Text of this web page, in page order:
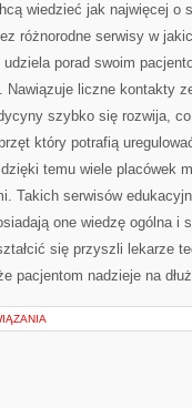
wiedzieć jak najwięcej o
różnorodne serwisy w
porad swoim
liczne kontakty
szybko się rozwija,
który potrafią
temu wiele placówek
Takich serwisów
one wiedzę ogólna i
się przyszli lekarze
pacjentom nadzieje na